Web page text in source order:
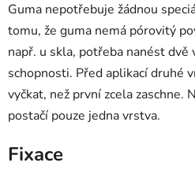
Guma nepotřebuje žádnou
tomu, že guma nemá pórovitý
např. u skla, potřeba nanést
schopnosti. Před aplikací druhé
vyčkat, než první zcela zaschne.
postačí pouze jedna vrstva.
Fixace